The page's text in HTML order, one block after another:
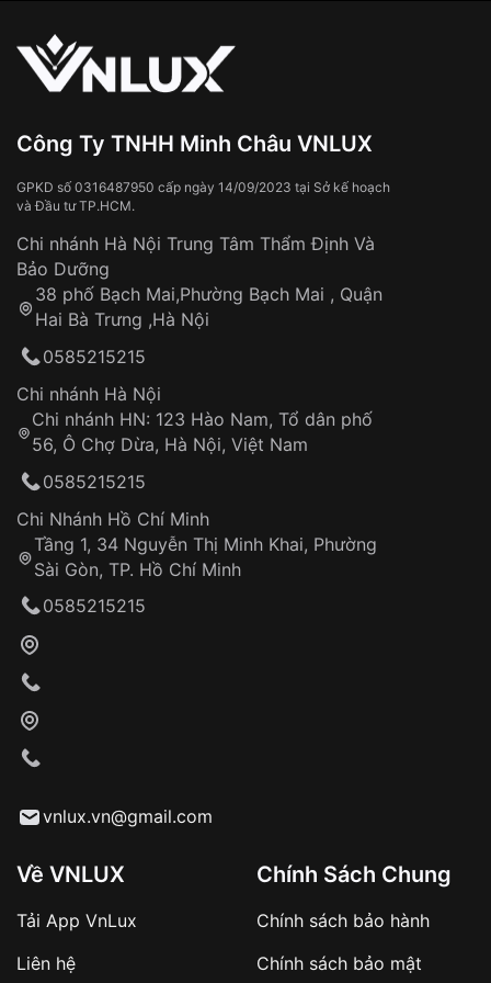
Từ khóa SEO:
Thời gian vận chuyển trung bình: 3 – 5 ngày
làm việc
Áp dụng cho tất cả tỉnh thành trên toàn quốc
Thời gian tính từ khi xác nhận đơn hàng thành
công
Hotline: 0585 215 215
Từ khóa SEO:
Khách hàng kiểm tra và thanh toán trực tiếp
Từ khóa SEO:
sản phẩm đặc biệt
Sử dụng sai cách như:
Tiếp xúc với hóa chất, chất tẩy rửa
Đeo đồng hồ khi tắm nước nóng, xông
Đồng hồ bị hư hỏng do:
Tai nạn hoặc tác động từ bên ngoài
Hao mòn tự nhiên theo thời gian:
Dây đeo
Sản phẩm đã bị:
Tự ý sửa chữa
thống VNLUX
Đảm bảo quyền lợi khách hàng
Đồng hành cùng khách hàng trong suốt quá
trình sử dụng
Công Ty TNHH Minh Châu VNLUX
GPKD số 0316487950 cấp ngày 14/09/2023 tại Sở kế hoạch
và Đầu tư TP.HCM.
Chi nhánh Hà Nội Trung Tâm Thẩm Định Và
Bảo Dưỡng
38 phố Bạch Mai,Phường Bạch Mai , Quận
Hai Bà Trưng ,Hà Nội
0585215215
Chi nhánh Hà Nội
Chi nhánh HN: 123 Hào Nam, Tổ dân phố
56, Ô Chợ Dừa, Hà Nội, Việt Nam
0585215215
Chi Nhánh Hồ Chí Minh
Tầng 1, 34 Nguyễn Thị Minh Khai, Phường
Sài Gòn, TP. Hồ Chí Minh
0585215215
vnlux.vn@gmail.com
Về VNLUX
Tải App VnLux
Liên hệ
Chính Sách Chung
Chính sách bảo hành
Chính sách bảo mật